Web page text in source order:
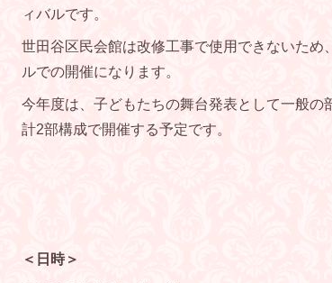
ィバルです。
世田谷区民会館は改修工事で使用できないため
ルでの開催になります。
今年度は、子どもたちの舞台発表として一般の
計2部構成で開催する予定です。
＜日時＞